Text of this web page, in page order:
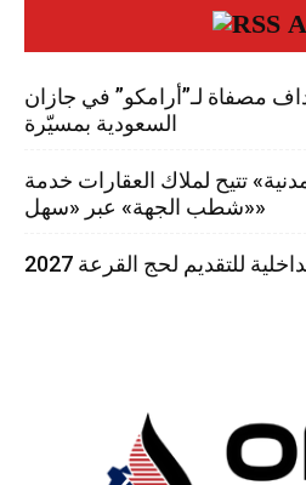
مصفاة لـ”أرامكو” في جازان
السعودية بمسيّرة
تتيح لملاك العقارات خدمة
«شطب الجهة» عبر «سهل»
للتقديم لحج القرعة 2027